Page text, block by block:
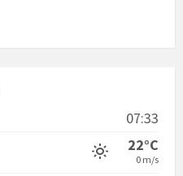
07:33
22°C
0 m/s